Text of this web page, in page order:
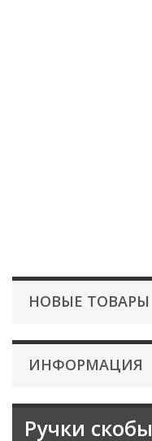
НОВЫЕ ТОВАРЫ
ИНФОРМАЦИЯ
Ручки скобы